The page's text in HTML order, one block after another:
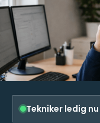
Tekniker ledig nu